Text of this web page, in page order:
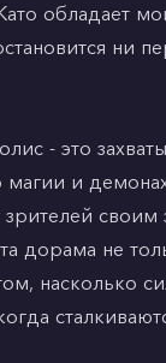
обладает
ни
- это
и
зрителей
дорама не
насколько